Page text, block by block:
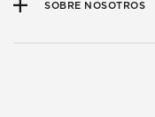
SOBRE NOSOTROS